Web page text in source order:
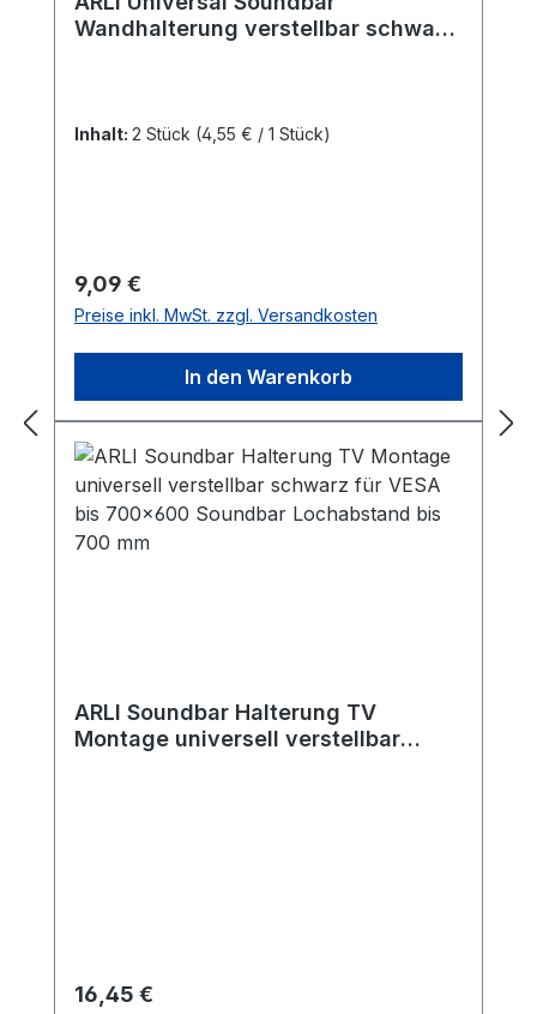
Wandhalterung verstellbar schwarz
Inhalt: 2 Stück (4,55 € / 1 Stück)
Regulärer Preis:
9,09 €
Preise inkl. MwSt. zzgl. Versandkosten
In den Warenkorb
ARLI Soundbar Halterung TV
Montage universell verstellbar
Regulärer Preis:
16,45 €